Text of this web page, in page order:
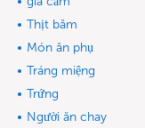
Thịt băm
Món ăn phụ
Tráng miệng
Trứng
Người ăn chay